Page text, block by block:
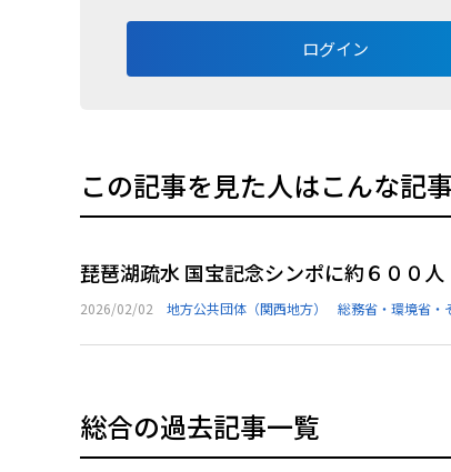
ログイン
この記事を見た人はこんな記
琵琶湖疏水 国宝記念シンポに約６００
2026/02/02 地方公共団体（関西地方） 総務省・環境省・
総合の過去記事一覧